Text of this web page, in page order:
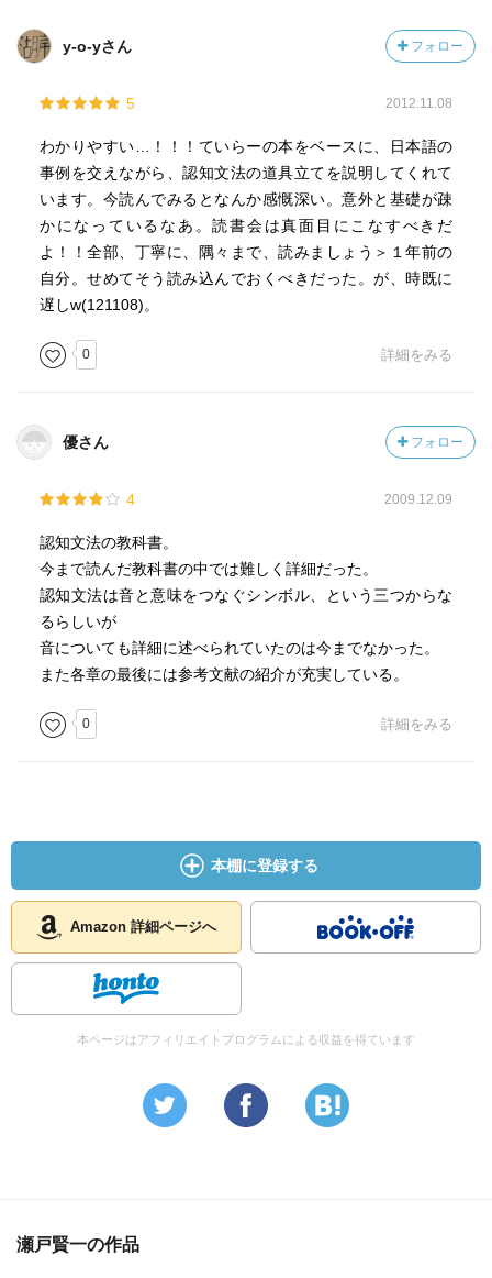
〈
https://global.oup.com/academic/product/linguistic-
categorization-9780199266647?
cc=jp&lang=en&#.UEB_AiIeoxg
【目次】
はじめに（2008年盛夏 瀬戸賢一） [iii-vi]
目次 [vii-xi]
第１部 認知文法の考え方 003
I 認知論的転回 005
IV 認知言語学はどこが認知的か 009
i カテゴリーの形成
ii 図と地
iv メタファーと「経験基盤主義」
（experientialism）
v 概念的アーキタイプ（祖型）
vi 推論
vii 自動化（automatization）
viii 記憶vs.計算、リストvs.ルール
x シンボル行動
i 認知文法は用例に基づく（usage-based）
iii 認知文法では境界はファジーである
iv 認知文法は独自の言語観をもつ
＜研究の指針＞ 020
第２章 シンボルとは何か 022
I ソシュールと記号 022
i アイコン
ii インデックス
y-o-yさん フォロー
5 2012.11.08
わかりやすい…！！！ていらーの本をベースに、日本語の
事例を交えながら、認知文法の道具立てを説明してくれて
います。今読んでみるとなんか感慨深い。意外と基礎が疎
かになっているなあ。読書会は真面目にこなすべきだ
よ！！全部、丁寧に、隅々まで、読みましょう＞１年前の
自分。せめてそう読み込んでおくべきだった。が、時既に
遅しw(121108)。
0 詳細をみる
優さん フォロー
4 2009.12.09
認知文法の教科書。
今まで読んだ教科書の中では難しく詳細だった。
認知文法は音と意味をつなぐシンボル、という三つからな
るらしいが
音についても詳細に述べられていたのは今までなかった。
また各章の最後には参考文献の紹介が充実している。
0 詳細をみる
本棚に登録する
Amazon 詳細ページへ
本ページはアフィリエイトプログラムによる収益を得ています
瀬戸賢一の作品